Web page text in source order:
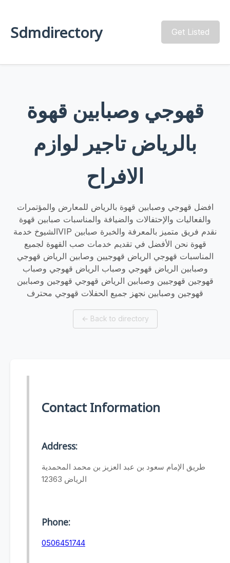
Sdmdirectory Get Listed
قهوجي وصبابين قهوة
بالرياض تاجير لوازم
الافراح
افضل قهوجي وصبابين قهوة بالرياض للمعارض والمؤتمرات
والفعاليات والإحتفالات والضيافة والمناسبات صبابين قهوة
الشيوخ خدمةVIP نقدم فريق متميز بالمعرفة والخبرة صبابين
قهوة نحن الأفضل في تقديم خدمات صب القهوة لجميع
المناسبات قهوجي الرياض قهوجيين وصابين الرياض قهوجي
وصبابين الرياض قهوجي وصباب الرياض قهوجي وصباب
قهوجين قهوجيين وصبابين الرياض قهوجي قهوجين وصبابين
قهوجين وصبابين نجهز جميع الحفلات قهوجي محترف
← Back to directory
Contact Information
Address:
طريق الإمام سعود بن عبد العزيز بن محمد المحمدية
الرياض 12363
Phone:
0506451744